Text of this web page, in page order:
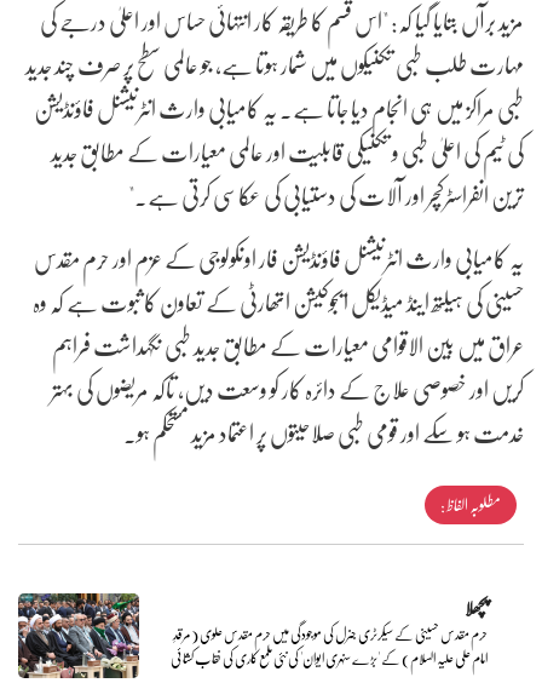
مزید برآں بتایا گیا کہ: "اس قسم کا طریقہ کار انتہائی حساس اور اعلیٰ درجے کی
مہارت طلب طبی تکنیکوں میں شمار ہوتا ہے، جو عالمی سطح پر صرف چند جدید
طبی مراکز میں ہی انجام دیا جاتا ہے۔ یہ کامیابی وارث انٹرنیشنل فاؤنڈیشن
کی ٹیم کی اعلیٰ طبی و تکنیکی قابلیت اور عالمی معیارات کے مطابق جدید
ترین انفراسٹرکچر اور آلات کی دستیابی کی عکاسی کرتی ہے۔"
یہ کامیابی وارث انٹرنیشنل فاؤنڈیشن فار اونکولوجی کے عزم اور حرم مقدس
حسینی کی ہیلتھ اینڈ میڈیکل ایجوکیشن اتھارٹی کے تعاون کا ثبوت ہے کہ وہ
عراق میں بین الاقوامی معیارات کے مطابق جدید طبی نگہداشت فراہم
کریں اور خصوصی علاج کے دائرہ کار کو وسعت دیں، تاکہ مریضوں کی بہتر
خدمت ہو سکے اور قومی طبی صلاحیتوں پر اعتماد مزید مستحکم ہو۔
مطلوبہ الفاظ :
پچھلا
حرم مقدس حسینی کے سیکرٹری جنرل کی موجودگی میں حرم مقدس علوی (مرقدِ
امام علی علیہ السلام) کے 'بڑے سنہری ایوان' کی نئی ملمع کاری کی نقاب کشائی